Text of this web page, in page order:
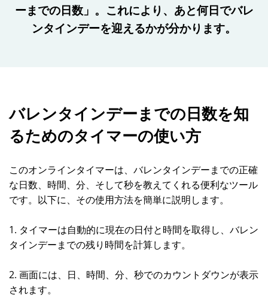
ーまでの日数」。これにより、あと何日でバレ
ンタインデーを迎えるかが分かります。
バレンタインデーまでの日数を知
るためのタイマーの使い方
このオンラインタイマーは、バレンタインデーまでの正確
な日数、時間、分、そして秒を教えてくれる便利なツール
です。以下に、その使用方法を簡単に説明します。
1. タイマーは自動的に現在の日付と時間を取得し、バレン
タインデーまでの残り時間を計算します。
2. 画面には、日、時間、分、秒でのカウントダウンが表示
されます。